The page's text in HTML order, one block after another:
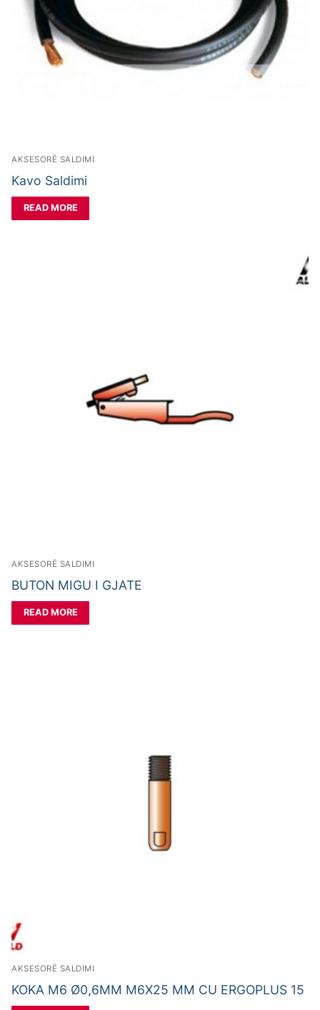
AKSESORË SALDIMI
Kavo Saldimi
READ MORE
AKSESORË SALDIMI
BUTON MIGU I GJATE
READ MORE
AKSESORË SALDIMI
KOKA M6 Ø0,6MM M6X25 MM CU ERGOPLUS 15